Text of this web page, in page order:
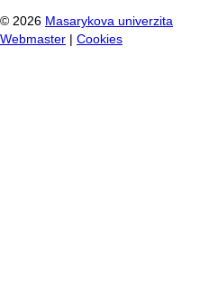
© 2026 Masarykova univerzita
Webmaster
Cookies